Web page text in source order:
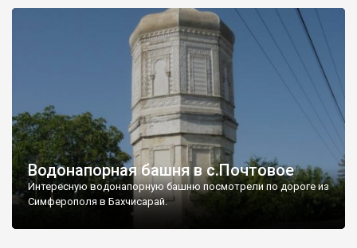
Водонапорная башня в с.Почтовое
Интересную водонапорную башню посмотрели по дороге из
Симферополя в Бахчисарай.